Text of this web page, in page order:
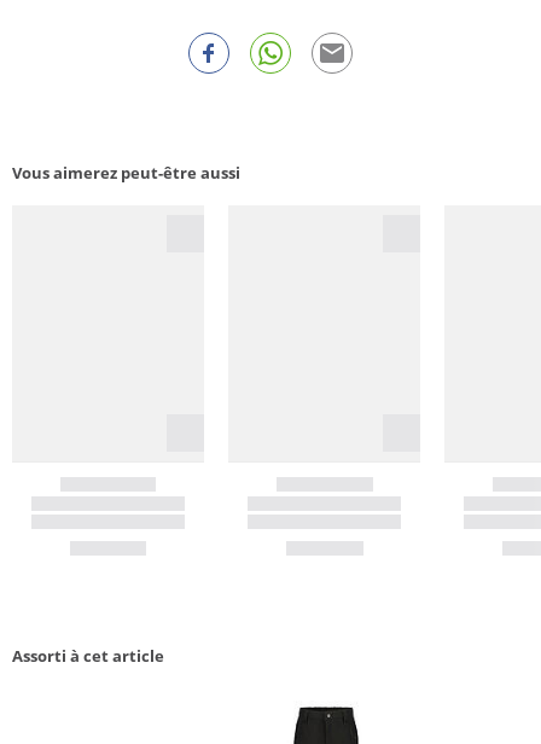
Vous aimerez peut-être aussi
Assorti à cet article